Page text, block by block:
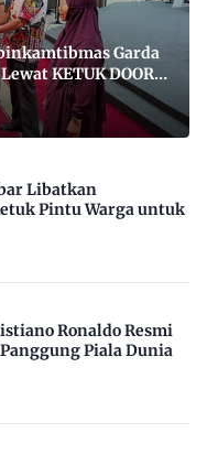
Garda
KETUK DOORS
Libatkan
Pintu Warga untuk
Ronaldo Resmi
Piala Dunia